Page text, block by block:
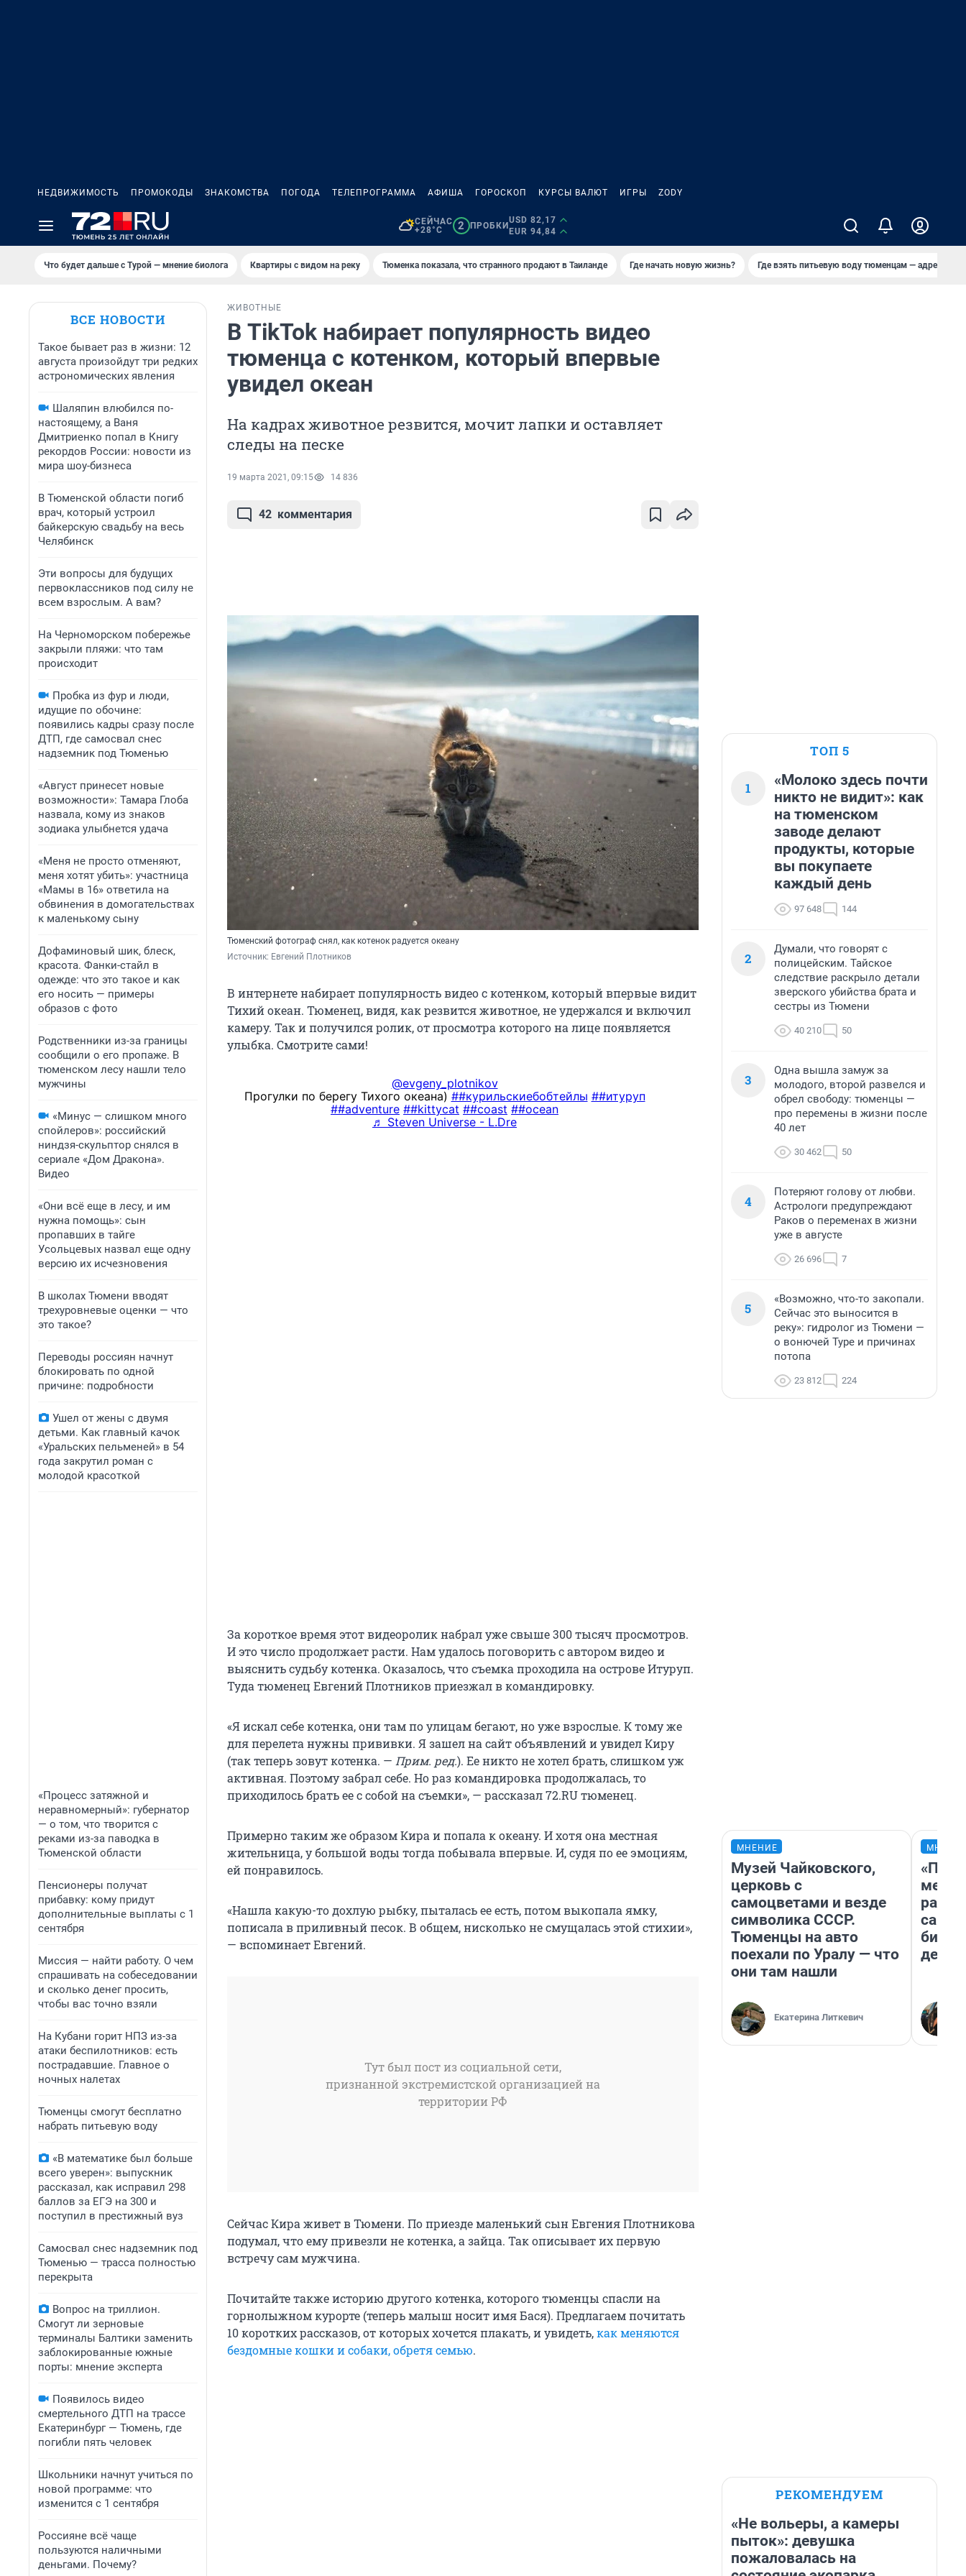
НЕДВИЖИМОСТЬ ПРОМОКОДЫ ЗНАКОМСТВА ПОГОДА ТЕЛЕПРОГРАММА АФИША ГОРОСКОП КУРСЫ ВАЛЮТ ИГРЫ ZODY
СЕЙЧАС
+28°C
2 ПРОБКИ
USD 82,17
EUR 94,84
Что будет дальше с Турой — мнение биолога Квартиры с видом на реку Тюменка показала, что странного продают в Таиланде Где начать новую жизнь? Где взять питьевую воду тюменцам — адреса
ВСЕ НОВОСТИ
Такое бывает раз в жизни: 12
августа произойдут три редких
астрономических явления
Шаляпин влюбился по-
настоящему, а Ваня
Дмитриенко попал в Книгу
рекордов России: новости из
мира шоу-бизнеса
В Тюменской области погиб
врач, который устроил
байкерскую свадьбу на весь
Челябинск
Эти вопросы для будущих
первоклассников под силу не
всем взрослым. А вам?
На Черноморском побережье
закрыли пляжи: что там
происходит
Пробка из фур и люди,
идущие по обочине:
появились кадры сразу после
ДТП, где самосвал снес
надземник под Тюменью
«Август принесет новые
возможности»: Тамара Глоба
назвала, кому из знаков
зодиака улыбнется удача
«Меня не просто отменяют,
меня хотят убить»: участница
«Мамы в 16» ответила на
обвинения в домогательствах
к маленькому сыну
Дофаминовый шик, блеск,
красота. Фанки-стайл в
одежде: что это такое и как
его носить — примеры
образов с фото
Родственники из-за границы
сообщили о его пропаже. В
тюменском лесу нашли тело
мужчины
«Минус — слишком много
спойлеров»: российский
ниндзя-скульптор снялся в
сериале «Дом Дракона».
Видео
«Они всё еще в лесу, и им
нужна помощь»: сын
пропавших в тайге
Усольцевых назвал еще одну
версию их исчезновения
В школах Тюмени вводят
трехуровневые оценки — что
это такое?
Переводы россиян начнут
блокировать по одной
причине: подробности
Ушел от жены с двумя
детьми. Как главный качок
«Уральских пельменей» в 54
года закрутил роман с
молодой красоткой
«Процесс затяжной и
неравномерный»: губернатор
— о том, что творится с
реками из-за паводка в
Тюменской области
Пенсионеры получат
прибавку: кому придут
дополнительные выплаты с 1
сентября
Миссия — найти работу. О чем
спрашивать на собеседовании
и сколько денег просить,
чтобы вас точно взяли
На Кубани горит НПЗ из-за
атаки беспилотников: есть
пострадавшие. Главное о
ночных налетах
Тюменцы смогут бесплатно
набрать питьевую воду
«В математике был больше
всего уверен»: выпускник
рассказал, как исправил 298
баллов за ЕГЭ на 300 и
поступил в престижный вуз
Самосвал снес надземник под
Тюменью — трасса полностью
перекрыта
Вопрос на триллион.
Смогут ли зерновые
терминалы Балтики заменить
заблокированные южные
порты: мнение эксперта
Появилось видео
смертельного ДТП на трассе
Екатеринбург — Тюмень, где
погибли пять человек
Школьники начнут учиться по
новой программе: что
изменится с 1 сентября
Россияне всё чаще
пользуются наличными
деньгами. Почему?
ЖИВОТНЫЕ
В TikTok набирает популярность видео
тюменца с котенком, который впервые
увидел океан
На кадрах животное резвится, мочит лапки и оставляет
следы на песке
19 марта 2021, 09:15 14 836
42 комментария
Тюменский фотограф снял, как котенок радуется океану
Источник: Евгений Плотников
В интернете набирает популярность видео с котенком, который впервые видит
Тихий океан. Тюменец, видя, как резвится животное, не удержался и включил
камеру. Так и получился ролик, от просмотра которого на лице появляется
улыбка. Смотрите сами!
@evgeny_plotnikov
Прогулки по берегу Тихого океана) ##курильскиебобтейлы ##итуруп
##adventure ##kittycat ##coast ##ocean
♬ Steven Universe - L.Dre
За короткое время этот видеоролик набрал уже свыше 300 тысяч просмотров.
И это число продолжает расти. Нам удалось поговорить с автором видео и
выяснить судьбу котенка. Оказалось, что съемка проходила на острове Итуруп.
Туда тюменец Евгений Плотников приезжал в командировку.
«Я искал себе котенка, они там по улицам бегают, но уже взрослые. К тому же
для перелета нужны прививки. Я зашел на сайт объявлений и увидел Киру
(так теперь зовут котенка. — Прим. ред.). Ее никто не хотел брать, слишком уж
активная. Поэтому забрал себе. Но раз командировка продолжалась, то
приходилось брать ее с собой на съемки», — рассказал 72.RU тюменец.
Примерно таким же образом Кира и попала к океану. И хотя она местная
жительница, у большой воды тогда побывала впервые. И, судя по ее эмоциям,
ей понравилось.
«Нашла какую-то дохлую рыбку, пыталась ее есть, потом выкопала ямку,
пописала в приливный песок. В общем, нисколько не смущалась этой стихии»,
— вспоминает Евгений.
Тут был пост из социальной сети,
признанной экстремистской организацией на
территории РФ
Сейчас Кира живет в Тюмени. По приезде маленький сын Евгения Плотникова
подумал, что ему привезли не котенка, а зайца. Так описывает их первую
встречу сам мужчина.
Почитайте также историю другого котенка, которого тюменцы спасли на
горнолыжном курорте (теперь малыш носит имя Бася). Предлагаем почитать
10 коротких рассказов, от которых хочется плакать, и увидеть,как меняются
бездомные кошки и собаки, обретя семью.
ТОП 5
1
«Молоко здесь почти
никто не видит»: как
на тюменском
заводе делают
продукты, которые
вы покупаете
каждый день
97 648 144
2
Думали, что говорят с
полицейским. Тайское
следствие раскрыло детали
зверского убийства брата и
сестры из Тюмени
40 210 50
3
Одна вышла замуж за
молодого, второй развелся и
обрел свободу: тюменцы —
про перемены в жизни после
40 лет
30 462 50
4
Потеряют голову от любви.
Астрологи предупреждают
Раков о переменах в жизни
уже в августе
26 696 7
5
«Возможно, что-то закопали.
Сейчас это выносится в
реку»: гидролог из Тюмени —
о вонючей Туре и причинах
потопа
23 812 224
МНЕНИЕ
Музей Чайковского,
церковь с
самоцветами и везде
символика СССР.
Тюменцы на авто
поехали по Уралу — что
они там нашли
Екатерина Литкевич
РЕКОМЕНДУЕМ
«Не вольеры, а камеры
пыток»: девушка
пожаловалась на